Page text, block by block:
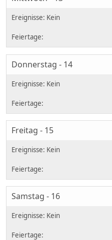
Donnerstag - 14
Freitag - 15
Samstag - 16